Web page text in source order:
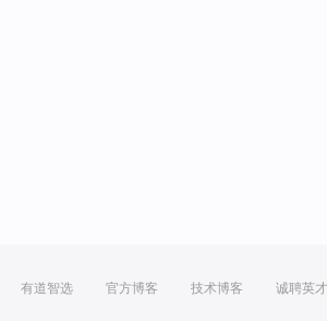
有道智选 官方博客 技术博客 诚聘英才